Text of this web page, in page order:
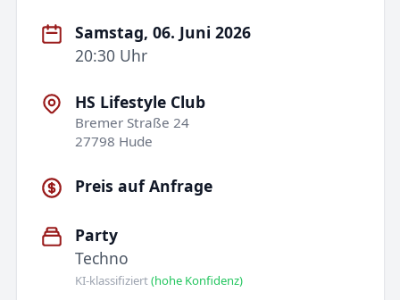
Samstag, 06. Juni 2026
20:30 Uhr
HS Lifestyle Club
Bremer Straße 24
27798 Hude
Preis auf Anfrage
Party
Techno
KI-klassifiziert(hohe Konfidenz)